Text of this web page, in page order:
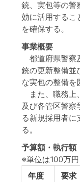
銃、実包等の警
効に活用するこ
を確保する。
事業概要
都道府県警察
銃の更新整備並
な実包の整備を
また、職務上
及び各管区警察
る新規採用者に
る。
予算額・執行額
※単位は100万円
年度
要求